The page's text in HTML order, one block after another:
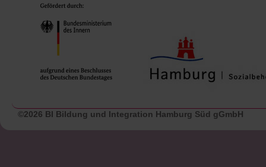
©2026 BI Bildung und Integration Hamburg Süd gGmbH